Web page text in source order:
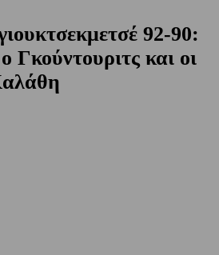
92-90:
και οι